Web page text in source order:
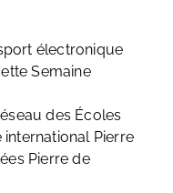
électronique
Semaine
des Écoles
Pierre
Pierre de